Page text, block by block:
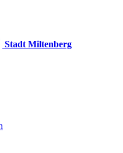
Stadt Miltenberg